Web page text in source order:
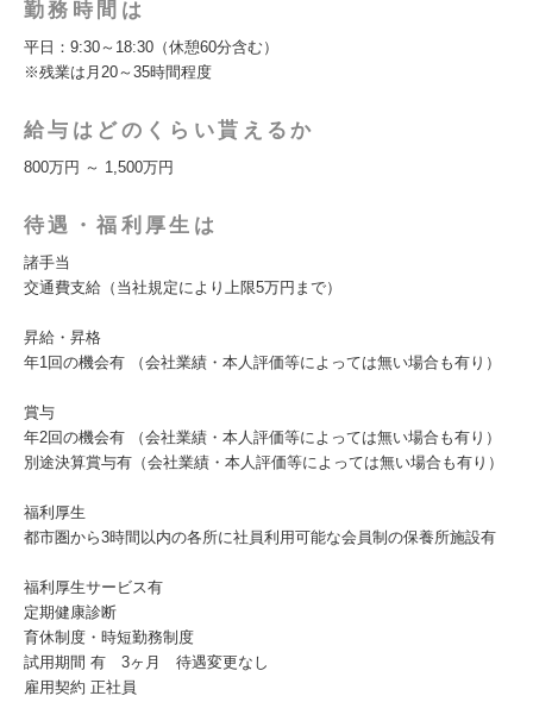
勤務時間は
平日：9:30～18:30（休憩60分含む）
※残業は月20～35時間程度
給与はどのくらい貰えるか
800万円 ～ 1,500万円
待遇・福利厚生は
諸手当
交通費支給（当社規定により上限5万円まで）
昇給・昇格
年1回の機会有 （会社業績・本人評価等によっては無い場合も有り）
賞与
年2回の機会有 （会社業績・本人評価等によっては無い場合も有り）
別途決算賞与有（会社業績・本人評価等によっては無い場合も有り）
福利厚生
都市圏から3時間以内の各所に社員利用可能な会員制の保養所施設有
福利厚生サービス有
定期健康診断
育休制度・時短勤務制度
試用期間 有 3ヶ月 待遇変更なし
雇用契約 正社員